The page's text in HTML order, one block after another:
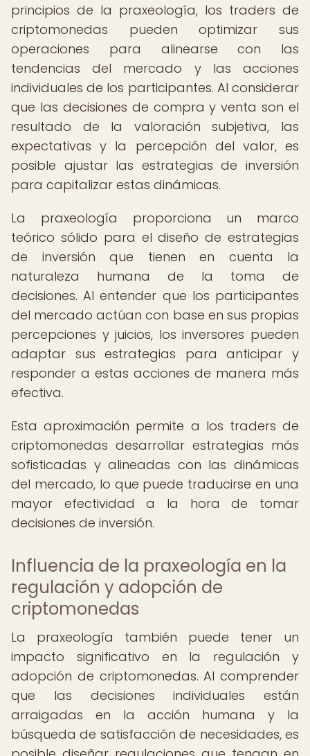
principios de la praxeología, los traders de
criptomonedas pueden optimizar sus
operaciones para alinearse con las
tendencias del mercado y las acciones
individuales de los participantes. Al considerar
que las decisiones de compra y venta son el
resultado de la valoración subjetiva, las
expectativas y la percepción del valor, es
posible ajustar las estrategias de inversión
para capitalizar estas dinámicas.
La praxeología proporciona un marco
teórico sólido para el diseño de estrategias
de inversión que tienen en cuenta la
naturaleza humana de la toma de
decisiones. Al entender que los participantes
del mercado actúan con base en sus propias
percepciones y juicios, los inversores pueden
adaptar sus estrategias para anticipar y
responder a estas acciones de manera más
efectiva.
Esta aproximación permite a los traders de
criptomonedas desarrollar estrategias más
sofisticadas y alineadas con las dinámicas
del mercado, lo que puede traducirse en una
mayor efectividad a la hora de tomar
decisiones de inversión.
Influencia de la praxeología en la
regulación y adopción de
criptomonedas
La praxeología también puede tener un
impacto significativo en la regulación y
adopción de criptomonedas. Al comprender
que las decisiones individuales están
arraigadas en la acción humana y la
búsqueda de satisfacción de necesidades, es